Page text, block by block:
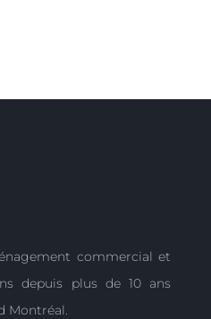
commercial et
depuis plus de 10 ans
Montréal.